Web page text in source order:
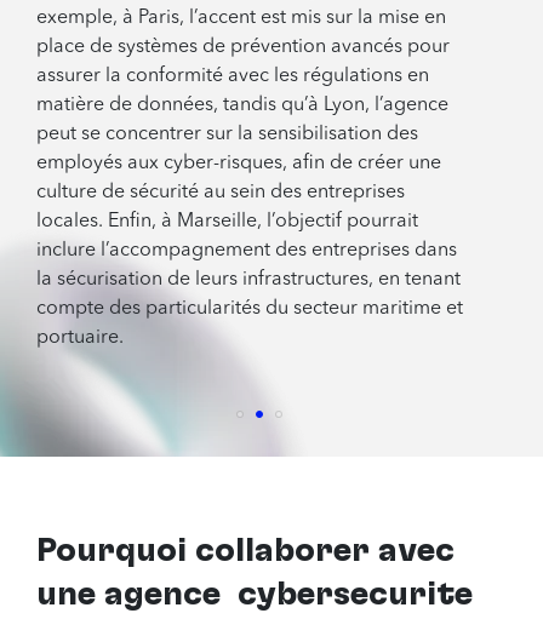
exemple, à Paris, l’accent est mis sur la mise en
place de systèmes de prévention avancés pour
assurer la conformité avec les régulations en
matière de données, tandis qu’à Lyon, l’agence
peut se concentrer sur la sensibilisation des
employés aux cyber-risques, afin de créer une
culture de sécurité au sein des entreprises
locales. Enfin, à Marseille, l’objectif pourrait
inclure l’accompagnement des entreprises dans
la sécurisation de leurs infrastructures, en tenant
compte des particularités du secteur maritime et
portuaire.
Pourquoi collaborer avec
une agence cybersécurité